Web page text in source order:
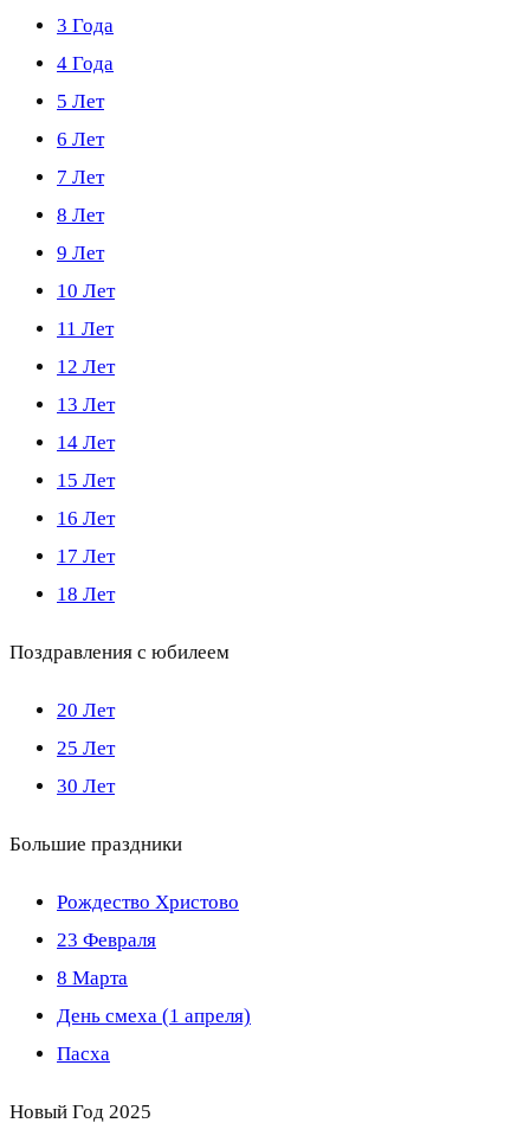
3 Года
4 Года
5 Лет
6 Лет
7 Лет
8 Лет
9 Лет
10 Лет
11 Лет
12 Лет
13 Лет
14 Лет
15 Лет
16 Лет
17 Лет
18 Лет
Поздравления с юбилеем
20 Лет
25 Лет
30 Лет
Большие праздники
Рождество Христово
23 Февраля
8 Марта
День смеха (1 апреля)
Пасха
Новый Год 2025